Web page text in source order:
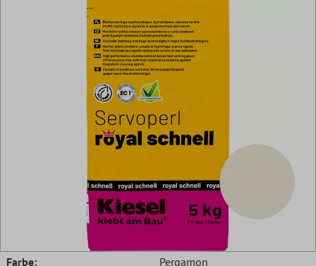
Farbe: Pergamon